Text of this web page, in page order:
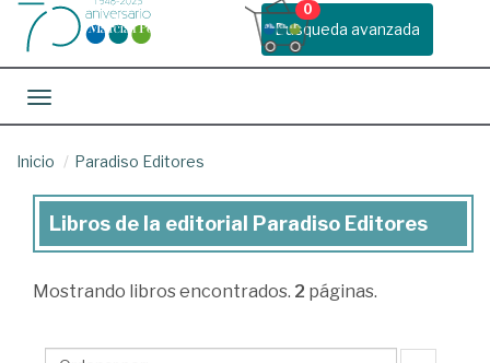
Busqueda avanzada
0
Toggle navigation
Inicio Paradiso Editores
Libros
la
Libros de la editorial Paradiso Editores
Mostrando libros encontrados. 2 páginas.